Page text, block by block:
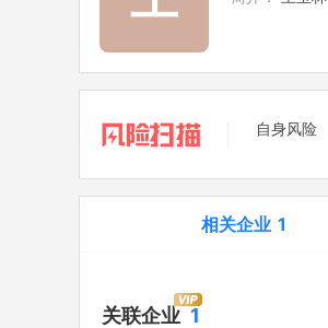
自身风险
相关企业 1
对外投资 1
关联企业 1